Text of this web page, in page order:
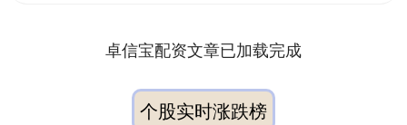
卓信宝配资文章已加载完成
个股实时涨跌榜